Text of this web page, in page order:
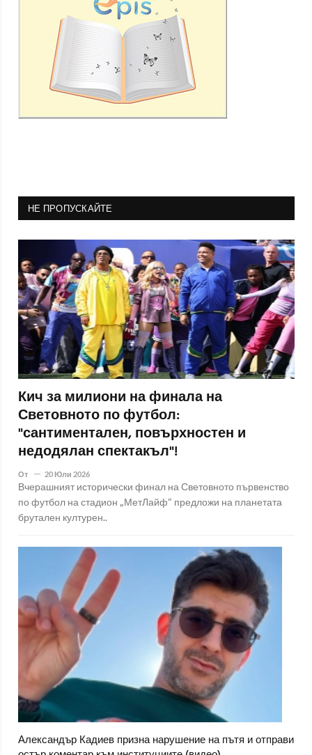
НЕ ПРОПУСКАЙТЕ
Кич за милиони на финала на
Световното по футбол:
"сантиментален, повърхностен и
недодялан спектакъл"!
От 20 Юли 2026
Вчерашният исторически финал на Световното първенство
по футбол на стадион „МетЛайф“ предложи на планетата
брутален културен..
Александър Кадиев призна нарушение на пътя и отправи